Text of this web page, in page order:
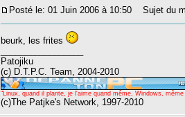
Posté le: 01 Juin 2006 à 10:50 Sujet du
beurk, les frites
Patojiku
(c) D.T.P.C. Team, 2004-2010
"Linux, quand il plante, je l'aime quand même, Windows,
(c)The Patjke's Network, 1997-2010